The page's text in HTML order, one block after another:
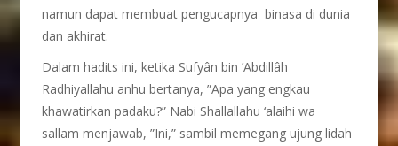
namun dapat membuat pengucapnya binasa di dunia
dan akhirat.
Dalam hadits ini, ketika Sufyân bin ’Abdillâh
Radhiyallahu anhu bertanya, ”Apa yang engkau
khawatirkan padaku?” Nabi Shallallahu ‘alaihi wa
sallam menjawab, ”Ini,” sambil memegang ujung lidah